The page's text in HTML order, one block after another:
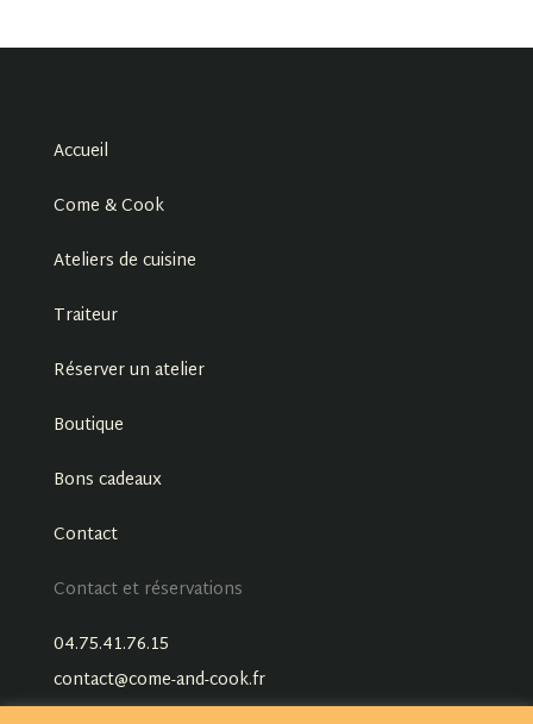
Accueil
Come & Cook
Ateliers de cuisine
Traiteur
Réserver un atelier
Boutique
Bons cadeaux
Contact
Contact et réservations
04.75.41.76.15
contact@come-and-cook.fr